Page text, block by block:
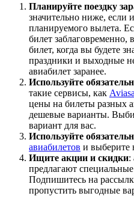
Планируйте поездку
значительно ниже, если
планируемого вылета.
билет заблаговременно,
билет, когда вы будете
праздники и выходные
авиабилет заранее.
Используйте
такие сервисы, как
цены на билеты разных
дешевые варианты.
вариант для вас.
Используйте
авиабилетов и выберите
Ищите акции и скидки:
предлагают
Подпишитесь на
пропустить выгодные